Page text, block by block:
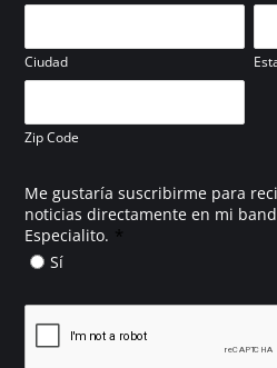
Ciudad
Zip Code
Me gustaría suscribirme para
noticias directamente en mi
Especialito. *
Sí